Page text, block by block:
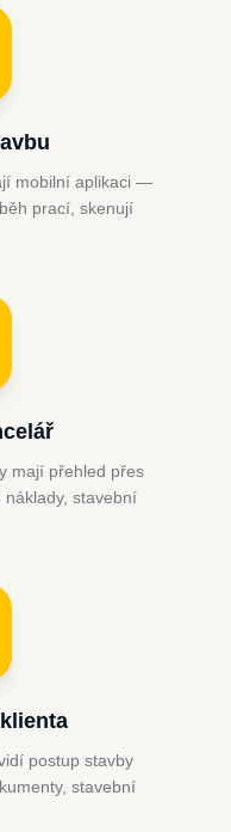
mobilní aplikaci —
prací, skenují
mají přehled přes
stavební
postup stavby
stavební